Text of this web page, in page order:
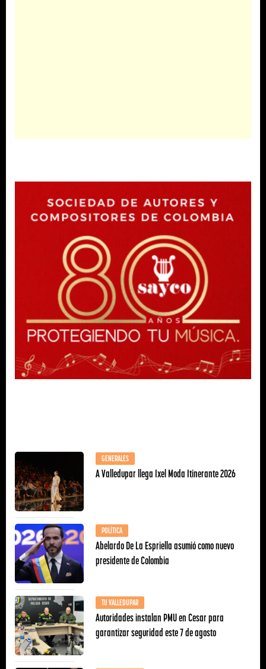
GENERALES
A Valledupar llega Ixel Moda Itinerante 2026
POLÍTICA
Abelardo De La Espriella asumió como nuevo
presidente de Colombia
TU VALLEDUPAR
Autoridades instalan PMU en Cesar para
garantizar seguridad este 7 de agosto